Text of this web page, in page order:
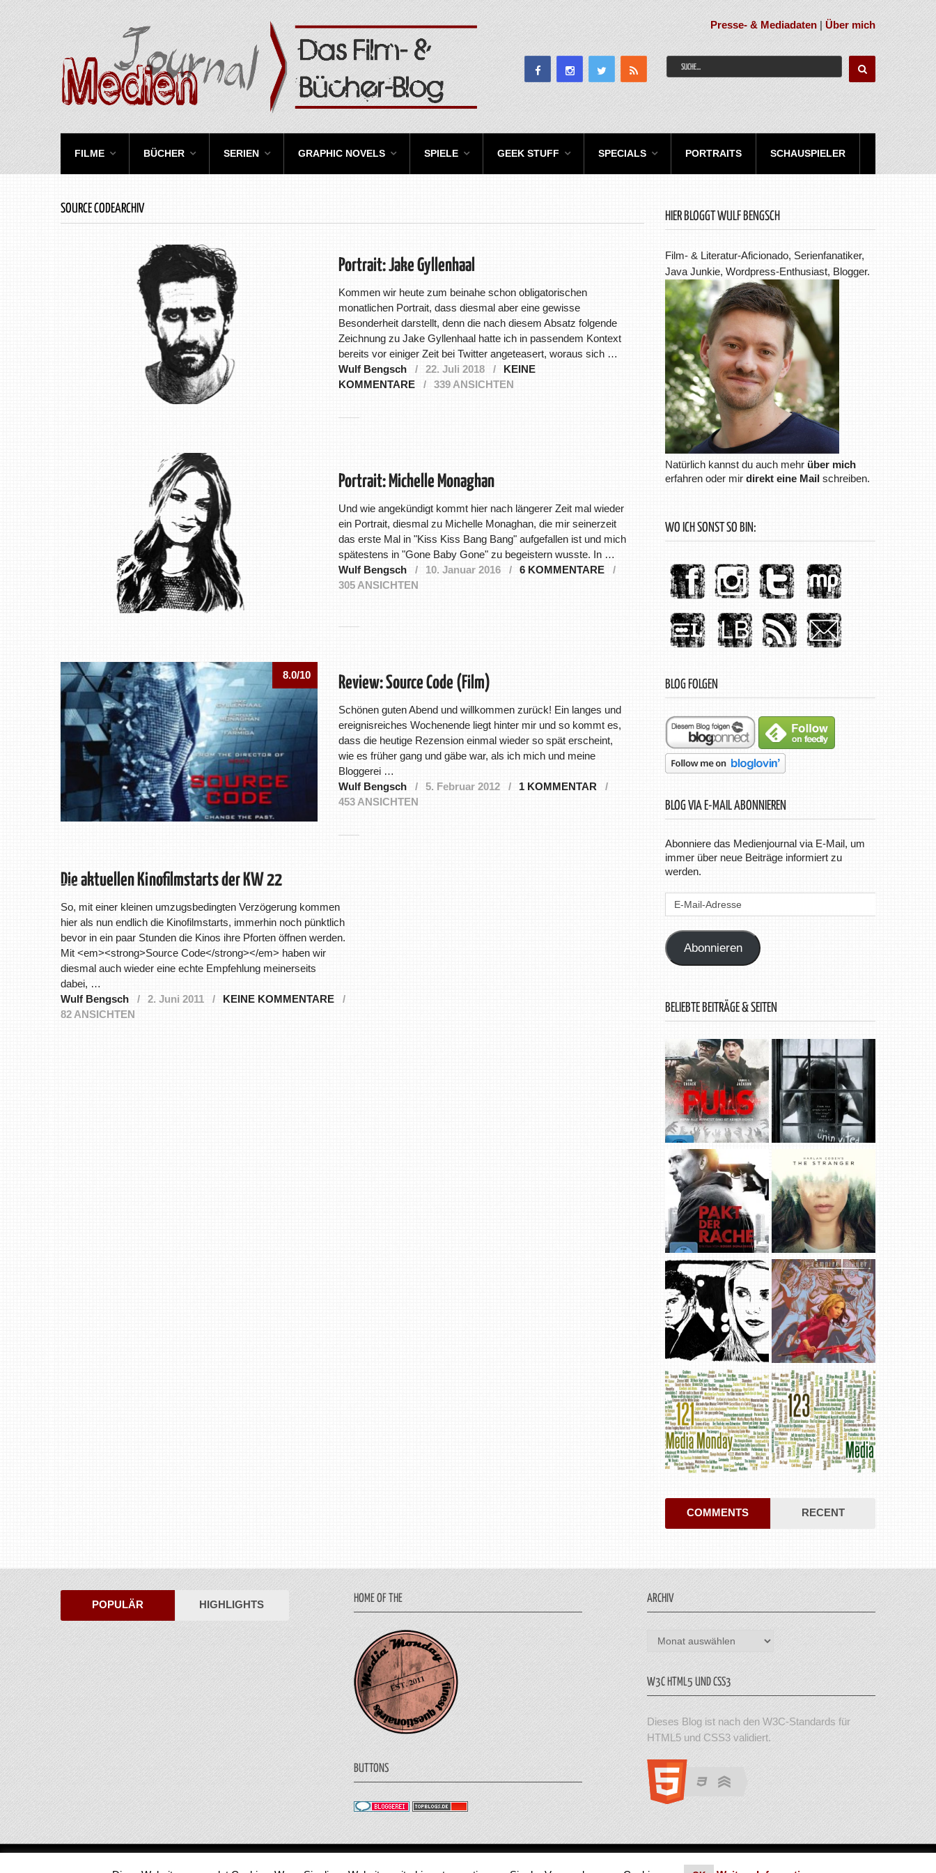
Presse- & Mediadaten |Über mich
FILME BÜCHER SERIEN GRAPHIC NOVELS SPIELE GEEK STUFF SPECIALS PORTRAITS SCHAUSPIELER
SOURCE CODEARCHIV
Portrait: Jake Gyllenhaal
Kommen wir heute zum beinahe schon obligatorischen
monatlichen Portrait, dass diesmal aber eine gewisse
Besonderheit darstellt, denn die nach diesem Absatz folgende
Zeichnung zu Jake Gyllenhaal hatte ich in passendem Kontext
bereits vor einiger Zeit bei Twitter angeteasert, woraus sich …
Wulf Bengsch
22. Juli 2018
KEINE
KOMMENTARE
339 ANSICHTEN
Portrait: Michelle Monaghan
Und wie angekündigt kommt hier nach längerer Zeit mal wieder
ein Portrait, diesmal zu Michelle Monaghan, die mir seinerzeit
das erste Mal in "Kiss Kiss Bang Bang" aufgefallen ist und mich
spätestens in "Gone Baby Gone" zu begeistern wusste. In …
Wulf Bengsch
10. Januar 2016
6 KOMMENTARE
305 ANSICHTEN
8.0/10 Review: Source Code (Film)
Schönen guten Abend und willkommen zurück! Ein langes und
ereignisreiches Wochenende liegt hinter mir und so kommt es,
dass die heutige Rezension einmal wieder so spät erscheint,
wie es früher gang und gäbe war, als ich mich und meine
Bloggerei …
Wulf Bengsch
5. Februar 2012
1 KOMMENTAR
453 ANSICHTEN
Die aktuellen Kinofilmstarts der KW 22
So, mit einer kleinen umzugsbedingten Verzögerung kommen
hier als nun endlich die Kinofilmstarts, immerhin noch pünktlich
bevor in ein paar Stunden die Kinos ihre Pforten öffnen werden.
Mit <em><strong>Source Code</strong></em> haben wir
diesmal auch wieder eine echte Empfehlung meinerseits
dabei, …
Wulf Bengsch
2. Juni 2011
KEINE KOMMENTARE
82 ANSICHTEN
HIER BLOGGT WULF BENGSCH
Film- & Literatur-Aficionado, Serienfanatiker,
Java Junkie, Wordpress-Enthusiast, Blogger.
Natürlich kannst du auch mehr über mich
erfahren oder mirdirekt eine Mail schreiben.
WO ICH SONST SO BIN:
BLOG FOLGEN
BLOG VIA E-MAIL ABONNIEREN
Abonniere das Medienjournal via E-Mail, um
immer über neue Beiträge informiert zu
werden.
E-
Abonnieren
BELIEBTE BEITRÄGE & SEITEN
COMMENTS RECENT
POPULÄR HIGHLIGHTS HOME OF THE
BUTTONS
ARCHIV
Archiv
W3C HTML5 UND CSS3
Dieses Blog ist nach den W3C-Standards für
HTML5 und CSS3 validiert.
Medienjournal Copyright © 2026. © 2011 - 2018 Medienjournal. Alle Rechte vorbehalten. Theme von MyThemeShop. Impressum